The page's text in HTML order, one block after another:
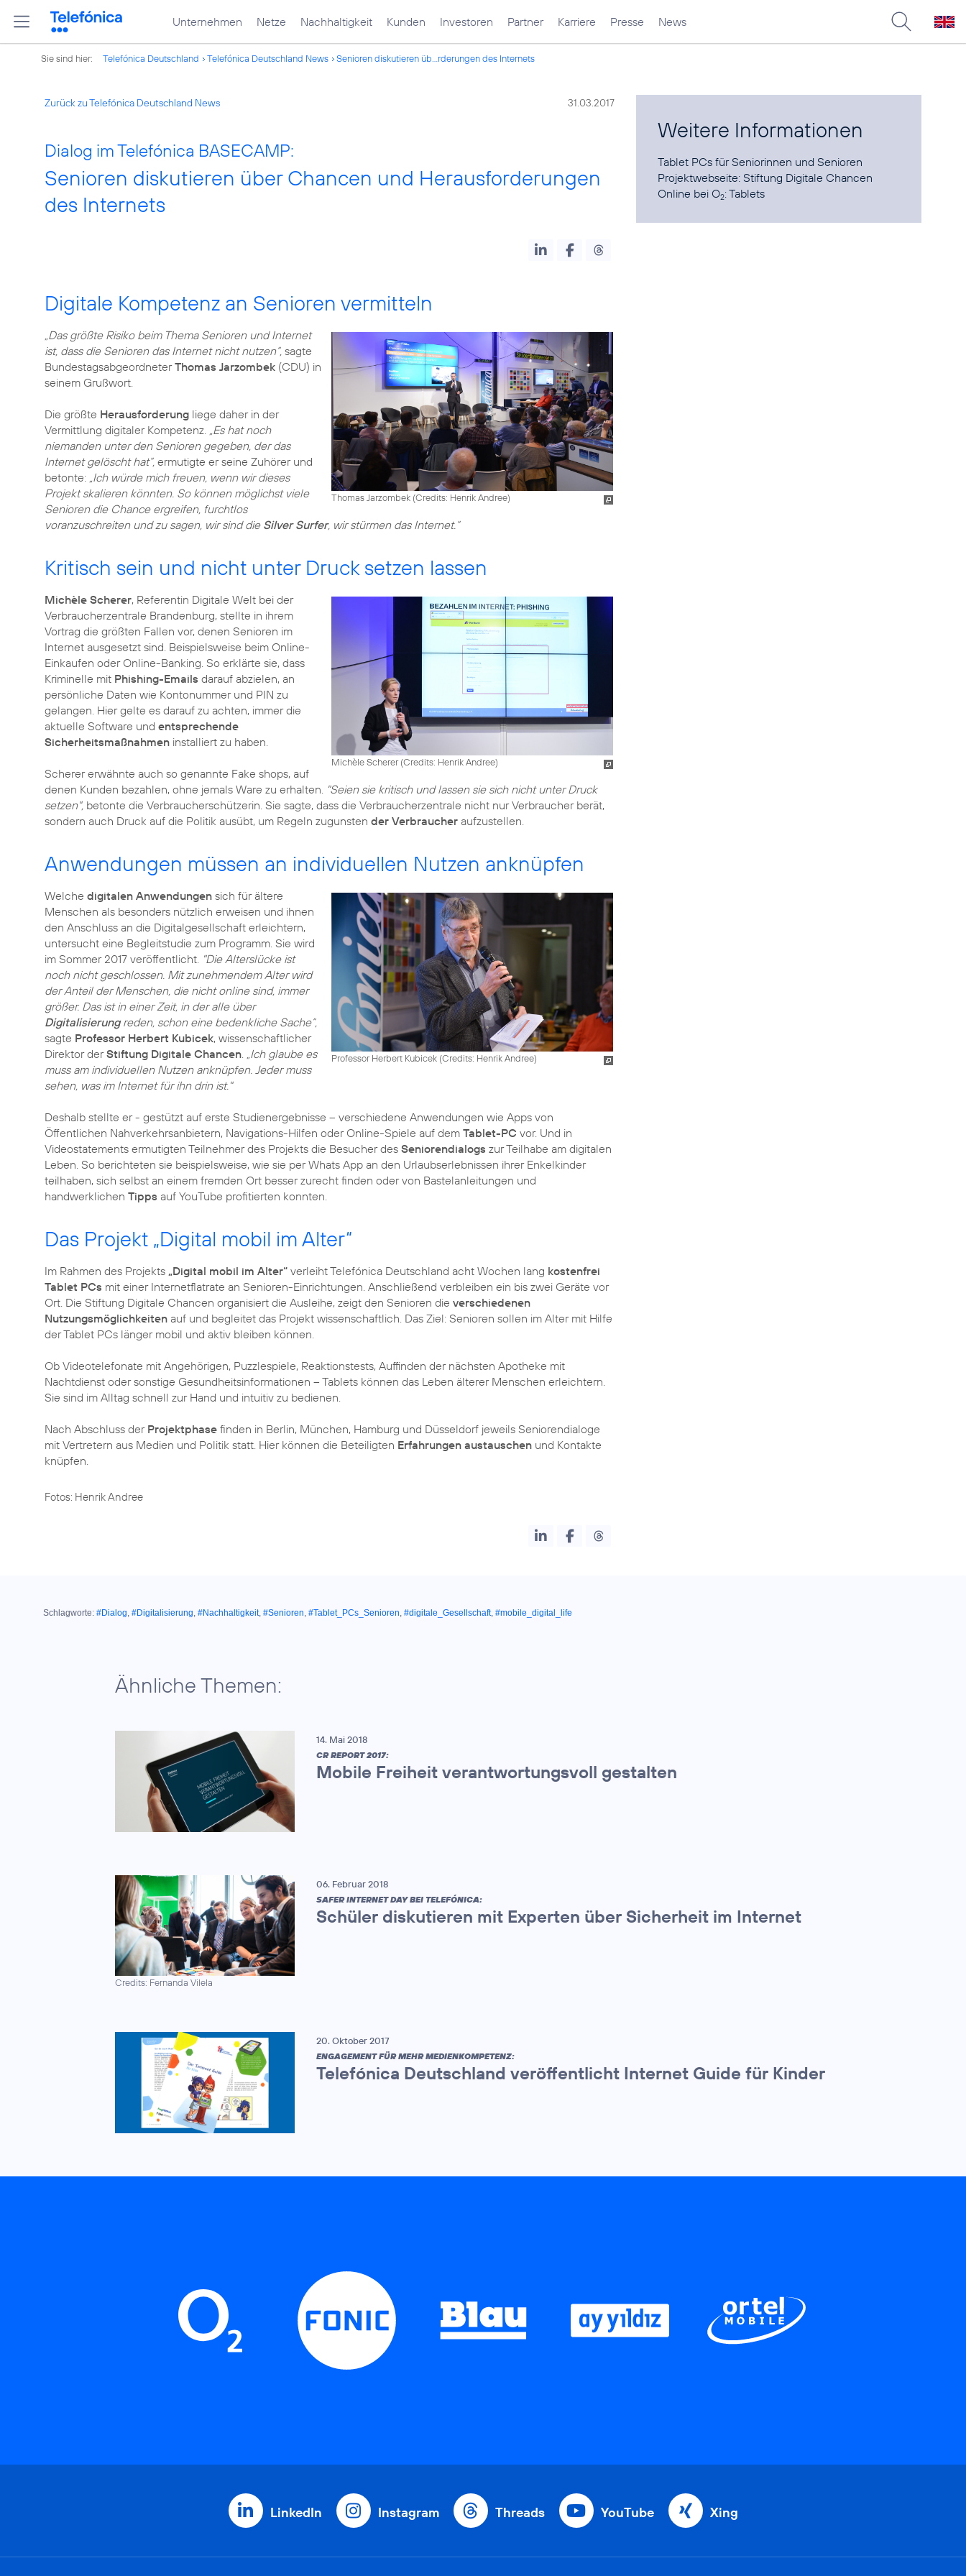
Unternehmen Netze Nachhaltigkeit Kunden Investoren Partner Karriere Presse News
Sie sind hier: Telefónica Deutschland Telefónica Deutschland News Senioren diskutieren üb...rderungen des Internets
Zurück zu Telefónica Deutschland News 31.03.2017
Dialog im Telefónica BASECAMP:
Senioren diskutieren über Chancen und Herausforderungen
des Internets
Digitale Kompetenz an Senioren vermitteln
Thomas Jarzombek (Credits: Henrik Andree)
„Das größte Risiko beim Thema Senioren und Internet
ist, dass die Senioren das Internet nicht nutzen“, sagte
BundestagsabgeordneterThomas Jarzombek (CDU) in
seinem Grußwort.
Die größte Herausforderung liege daher in der
Vermittlung digitaler Kompetenz. „Es hat noch
niemanden unter den Senioren gegeben, der das
Internet gelöscht hat“, ermutigte er seine Zuhörer und
betonte: „Ich würde mich freuen, wenn wir dieses
Projekt skalieren könnten. So können möglichst viele
Senioren die Chance ergreifen, furchtlos
voranzuschreiten und zu sagen, wir sind die Silver Surfer, wir stürmen das Internet.“
Kritisch sein und nicht unter Druck setzen lassen
Michèle Scherer (Credits: Henrik Andree)
Michèle Scherer, Referentin Digitale Welt bei der
Verbraucherzentrale Brandenburg, stellte in ihrem
Vortrag die größten Fallen vor, denen Senioren im
Internet ausgesetzt sind. Beispielsweise beim Online-
Einkaufen oder Online-Banking. So erklärte sie, dass
Kriminelle mit Phishing-Emails darauf abzielen, an
persönliche Daten wie Kontonummer und PIN zu
gelangen. Hier gelte es darauf zu achten, immer die
aktuelle Software und entsprechende
Sicherheitsmaßnahmen installiert zu haben.
Scherer erwähnte auch so genannte Fake shops, auf
denen Kunden bezahlen, ohne jemals Ware zu erhalten. "Seien sie kritisch und lassen sie sich nicht unter Druck
setzen", betonte die Verbraucherschützerin. Sie sagte, dass die Verbraucherzentrale nicht nur Verbraucher berät,
sondern auch Druck auf die Politik ausübt, um Regeln zugunsten der Verbraucher aufzustellen.
Anwendungen müssen an individuellen Nutzen anknüpfen
Professor Herbert Kubicek (Credits: Henrik Andree)
Welche digitalen Anwendungen sich für ältere
Menschen als besonders nützlich erweisen und ihnen
den Anschluss an die Digitalgesellschaft erleichtern,
untersucht eine Begleitstudie zum Programm. Sie wird
im Sommer 2017 veröffentlicht. "Die Alterslücke ist
noch nicht geschlossen. Mit zunehmendem Alter wird
der Anteil der Menschen, die nicht online sind, immer
größer. Das ist in einer Zeit, in der alle über
Digitalisierungreden, schon eine bedenkliche Sache“,
sagte Professor Herbert Kubicek, wissenschaftlicher
Direktor derStiftung Digitale Chancen. „Ich glaube es
muss am individuellen Nutzen anknüpfen. Jeder muss
sehen, was im Internet für ihn drin ist."
Deshalb stellte er - gestützt auf erste Studienergebnisse – verschiedene Anwendungen wie Apps von
Öffentlichen Nahverkehrsanbietern, Navigations-Hilfen oder Online-Spiele auf dem Tablet-PC vor. Und in
Videostatements ermutigten Teilnehmer des Projekts die Besucher des Seniorendialogs zur Teilhabe am digitalen
Leben. So berichteten sie beispielsweise, wie sie per Whats App an den Urlaubserlebnissen ihrer Enkelkinder
teilhaben, sich selbst an einem fremden Ort besser zurecht finden oder von Bastelanleitungen und
handwerklichen Tipps auf YouTube profitierten konnten.
Das Projekt „Digital mobil im Alter“
Im Rahmen des Projekts „Digital mobil im Alter“ verleiht Telefónica Deutschland acht Wochen lang kostenfrei
Tablet PCs mit einer Internetflatrate an Senioren-Einrichtungen. Anschließend verbleiben ein bis zwei Geräte vor
Ort. Die Stiftung Digitale Chancen organisiert die Ausleihe, zeigt den Senioren die verschiedenen
Nutzungsmöglichkeiten auf und begleitet das Projekt wissenschaftlich. Das Ziel: Senioren sollen im Alter mit Hilfe
der Tablet PCs länger mobil und aktiv bleiben können.
Ob Videotelefonate mit Angehörigen, Puzzlespiele, Reaktionstests, Auffinden der nächsten Apotheke mit
Nachtdienst oder sonstige Gesundheitsinformationen – Tablets können das Leben älterer Menschen erleichtern.
Sie sind im Alltag schnell zur Hand und intuitiv zu bedienen.
Nach Abschluss der Projektphase finden in Berlin, München, Hamburg und Düsseldorf jeweils Seniorendialoge
mit Vertretern aus Medien und Politik statt. Hier können die Beteiligten Erfahrungen austauschen und Kontakte
knüpfen.
Fotos: Henrik Andree
Weitere Informationen
Tablet PCs für Seniorinnen und Senioren
Projektwebseite:Stiftung Digitale Chancen
Online bei O2:Tablets
Schlagworte: #Dialog, #Digitalisierung, #Nachhaltigkeit, #Senioren, #Tablet_PCs_Senioren, #digitale_Gesellschaft, #mobile_digital_life
Ähnliche Themen:
14. Mai 2018
CR REPORT 2017:
Mobile Freiheit verantwortungsvoll gestalten
Credits: Fernanda Vilela
06. Februar 2018
SAFER INTERNET DAY BEI TELEFÓNICA:
Schüler diskutieren mit Experten über Sicherheit im Internet
20. Oktober 2017
ENGAGEMENT FÜR MEHR MEDIENKOMPETENZ:
Telefónica Deutschland veröffentlicht Internet Guide für Kinder
LinkedIn Instagram Threads YouTube Xing